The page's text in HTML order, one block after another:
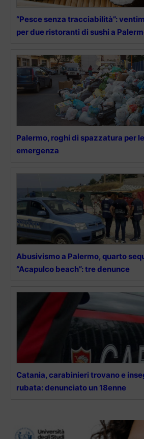
“Pesce senza tracciabilità”:
per due ristoranti di sushi a
Palermo, roghi di spazzatura per
emergenza
Abusivismo a Palermo, quarto
“Acapulco beach”: tre denunce
Catania, carabinieri trovano e
rubata: denunciato un 18enne